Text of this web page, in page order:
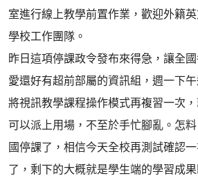
室進行線上教學前置作業，歡迎外籍
學校工作團隊。
昨日這項停課政令發布來得急，讓全
愛還好有超前部屬的資訊組，週一下
將視訊教學課程操作模式再複習一次
可以派上用場，不至於手忙腳亂。怎
國停課了，相信今天全校再測試確認
了，剩下的大概就是學生端的學習成